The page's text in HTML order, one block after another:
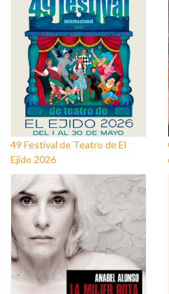
49 Festival de Teatro de El
Ejido 2026